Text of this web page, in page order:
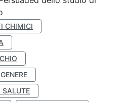
CHIMICI
SALUTE